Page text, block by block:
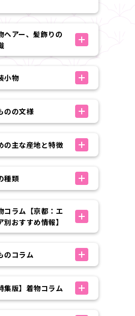
ヘアー、髪飾りの
小物
のの文様
の主な産地と特徴
種類
コラム【京都：エ
別おすすめ情報】
のコラム
集版】着物コラム